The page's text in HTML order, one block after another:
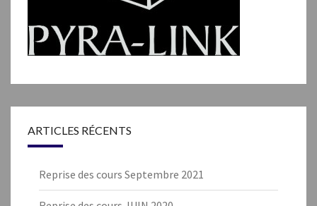
ARTICLES RÉCENTS
Reprise des cours Septembre 2021